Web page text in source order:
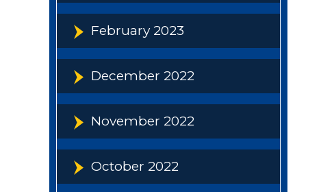
February 2023
December 2022
November 2022
October 2022